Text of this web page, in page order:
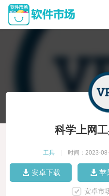
科学上网
工具 时间：2023-
安卓下载 苹
安卓市